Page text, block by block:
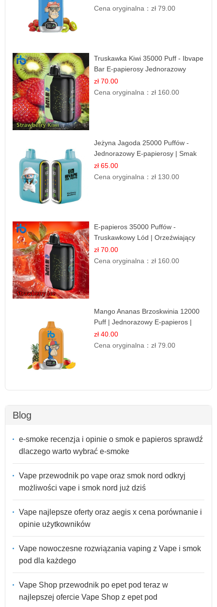
Cena oryginalna：zł 79.00
Truskawka Kiwi 35000 Puff - Ibvape
Bar E-papierosy Jednorazowy
zł 70.00
Cena oryginalna：zł 160.00
Jeżyna Jagoda 25000 Puffów -
Jednorazowy E-papierosy | Smak
Leśnych Owoców
zł 65.00
Cena oryginalna：zł 130.00
E-papieros 35000 Puffów -
Truskawkowy Lód | Orzeźwiający
Smak
zł 70.00
Cena oryginalna：zł 160.00
Mango Ananas Brzoskwinia 12000
Puff | Jednorazowy E-papieros |
Tropikalny Smak
zł 40.00
Cena oryginalna：zł 79.00
Blog
e-smoke recenzja i opinie o smok e papieros sprawdź
dlaczego warto wybrać e-smoke
Vape przewodnik po vape oraz smok nord odkryj
możliwości vape i smok nord już dziś
Vape najlepsze oferty oraz aegis x cena porównanie i
opinie użytkowników
Vape nowoczesne rozwiązania vaping z Vape i smok
pod dla każdego
Vape Shop przewodnik po epet pod teraz w
najlepszej ofercie Vape Shop z epet pod